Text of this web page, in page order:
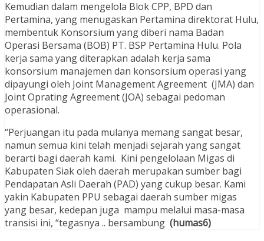
Kemudian dalam mengelola Blok CPP, BPD dan
Pertamina, yang menugaskan Pertamina direktorat Hulu,
membentuk Konsorsium yang diberi nama Badan
Operasi Bersama (BOB) PT. BSP Pertamina Hulu. Pola
kerja sama yang diterapkan adalah kerja sama
konsorsium manajemen dan konsorsium operasi yang
dipayungi oleh Joint Management Agreement (JMA) dan
Joint Oprating Agreement (JOA) sebagai pedoman
operasional.
“Perjuangan itu pada mulanya memang sangat besar,
namun semua kini telah menjadi sejarah yang sangat
berarti bagi daerah kami. Kini pengelolaan Migas di
Kabupaten Siak oleh daerah merupakan sumber bagi
Pendapatan Asli Daerah (PAD) yang cukup besar. Kami
yakin Kabupaten PPU sebagai daerah sumber migas
yang besar, kedepan juga mampu melalui masa-masa
transisi ini, “tegasnya .. bersambung (humas6)